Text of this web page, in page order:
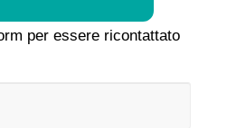
per essere ricontattato